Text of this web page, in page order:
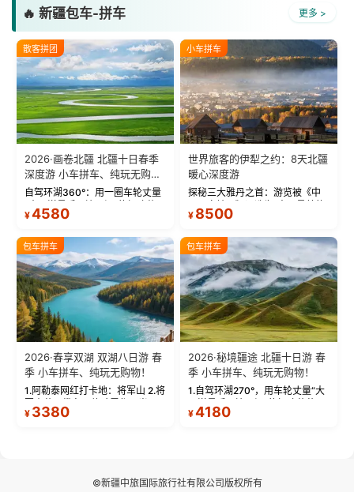
🔥 新疆包车-拼车 更多 >
散客拼团
2026·画卷北疆 北疆十日春季
深度游 小车拼车、纯玩无购
物！
自驾环湖360°：用一圈车轮丈量
“大西洋最后一滴眼泪”的极致蔚
蓝。 赛湖旅拍：甄选多款风格服
绝美瞬间。 赛湖坦克300跟车视
频：专业摄影师...
¥4580
小车拼车
世界旅客的伊犁之约：8天北疆
暖心深度游
探秘三大雅丹之首：游览被《中
国国家地理》评选为“中国最美的
三大雅丹”第一名的克拉玛依魔鬼
瓦人最大村落——禾木村，欣赏
晨雾与小木...
¥ 8500
包车拼车
2026·春享双湖 双湖八日游 春
季 小车拼车、纯玩无购物！
1.阿勒泰网红打卡地：将军山 2.将
将军山，夕阳派对，蹦迪party 4.
¥ 3380
包车拼车
2026·秘境疆途 北疆十日游 春
季 小车拼车、纯玩无购物！
1.自驾环湖270°，用车轮丈量“大
让雪山、花海与深邃湖水在转弯
¥4180
©新疆中旅国际旅行社有限公司版权所有